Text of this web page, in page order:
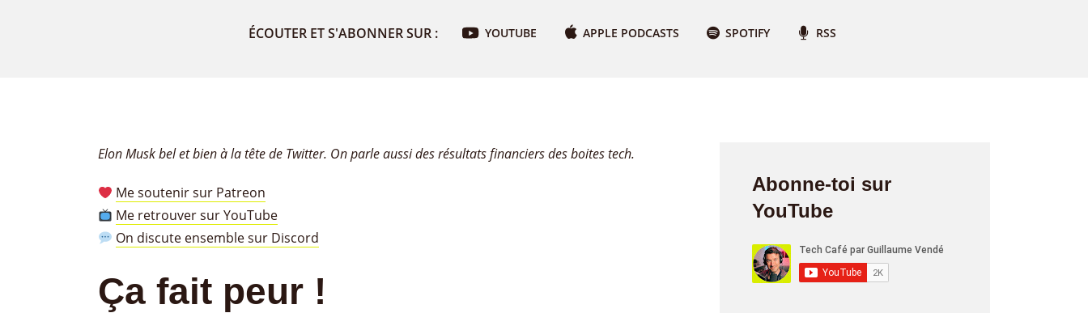
ÉCOUTER ET S'ABONNER SUR : YOUTUBE APPLE PODCASTS SPOTIFY RSS
Elon Musk bel et bien à la tête de Twitter. On parle aussi des résultats financiers des boites tech.
Me soutenir sur Patreon
Me retrouver sur YouTube
On discute ensemble sur Discord
Ça fait peur !
Abonne-toi sur
YouTube